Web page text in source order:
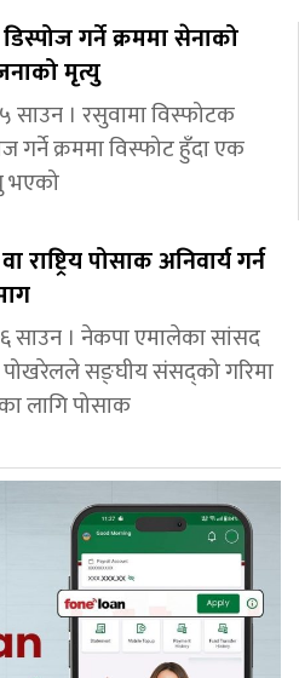
गर्ने क्रममा सेनाको
मृत्यु
साउन । रसुवामा विस्फोटक
गर्ने क्रममा विस्फोट हुँदा एक
भएको
पोसाक अनिवार्य गर्न
साउन । नेकपा एमालेका सांसद
पोखरेलले सङ्घीय संसद्को गरिमा
लागि पोसाक